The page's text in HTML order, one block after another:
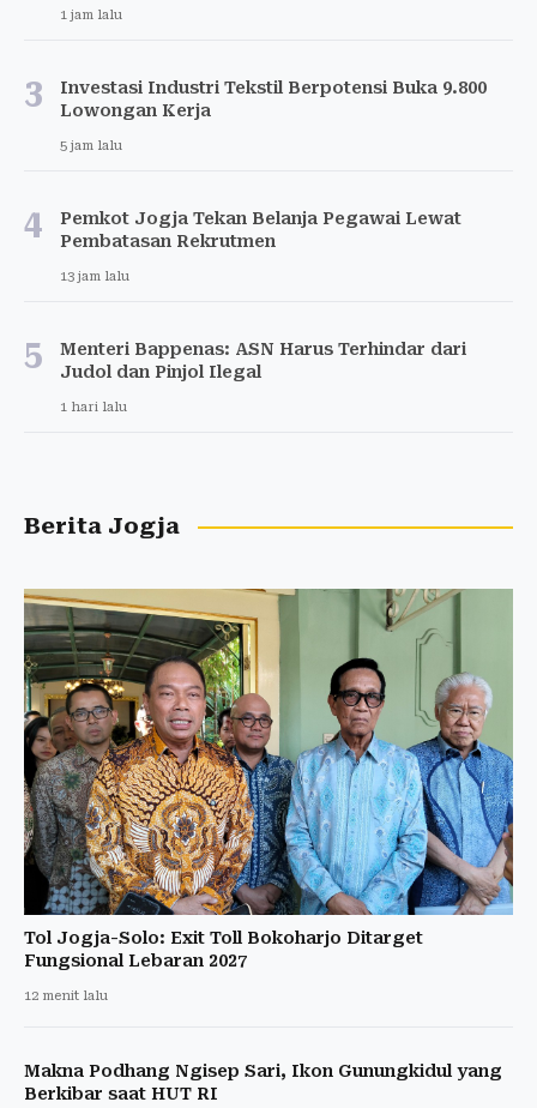
1 jam lalu
3
Investasi Industri Tekstil Berpotensi Buka 9.800
Lowongan Kerja
5 jam lalu
4
Pemkot Jogja Tekan Belanja Pegawai Lewat
Pembatasan Rekrutmen
13 jam lalu
5
Menteri Bappenas: ASN Harus Terhindar dari
Judol dan Pinjol Ilegal
1 hari lalu
Berita Jogja
Tol Jogja-Solo: Exit Toll Bokoharjo Ditarget
Fungsional Lebaran 2027
12 menit lalu
Makna Podhang Ngisep Sari, Ikon Gunungkidul yang
Berkibar saat HUT RI